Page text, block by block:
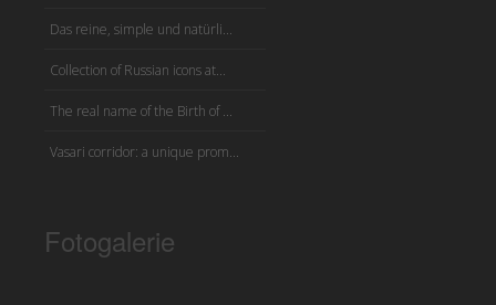
Das reine, simple und natürli...
Collection of Russian icons at...
The real name of the Birth of ...
Vasari corridor: a unique prom...
Fotogalerie